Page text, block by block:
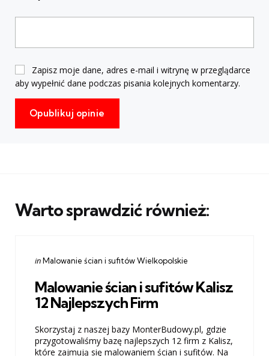
Zapisz moje dane, adres e-mail i witrynę w przeglądarce
aby wypełnić dane podczas pisania kolejnych komentarzy.
Warto sprawdzić również:
Categories
Posted
inMalowanie ścian i sufitów Wielkopolskie
Malowanie ścian i sufitów Kalisz
12 Najlepszych Firm
Skorzystaj z naszej bazy MonterBudowy.pl, gdzie
przygotowaliśmy bazę najlepszych 12 firm z Kalisz,
które zajmują się malowaniem ścian i sufitów. Na